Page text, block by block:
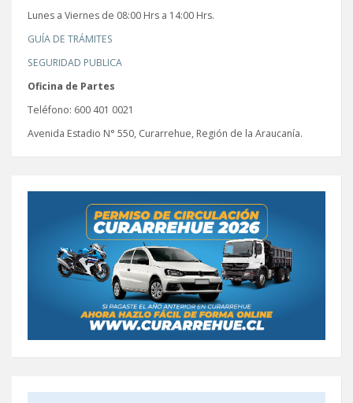
Lunes a Viernes de 08:00 Hrs a 14:00 Hrs.
GUÍA DE TRÁMITES
SEGURIDAD PUBLICA
Oficina de Partes
Teléfono: 600 401 0021
Avenida Estadio N° 550, Curarrehue, Región de la Araucanía.